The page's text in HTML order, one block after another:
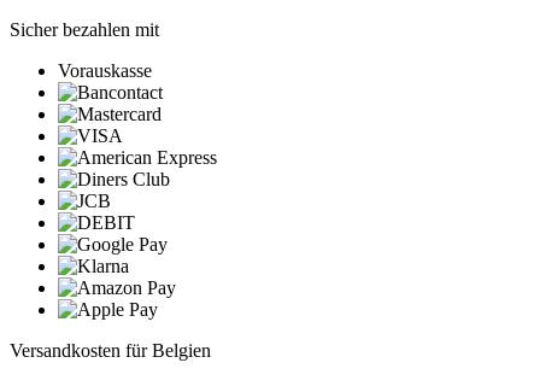
Sicher bezahlen mit
Vorauskasse
Versandkosten für Belgien